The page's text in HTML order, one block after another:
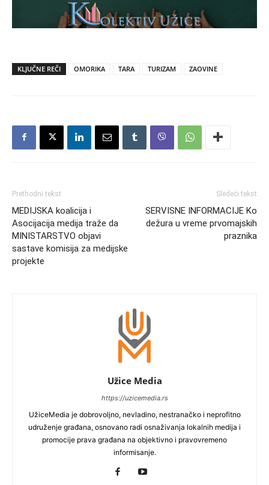
KLJUČNE REČI OMORIKA TARA TURIZAM ZAOVINE
Prethodni tekst
MEDIJSKA koalicija i
Asocijacija medija traže da
MINISTARSTVO objavi
sastave komisija za medijske
projekte
Sledeći tekst
SERVISNE INFORMACIJE Ko
dežura u vreme prvomajskih
praznika
Užice Media
https://uzicemedia.rs
UžiceMedia je dobrovoljno, nevladino, nestranačko i neprofitno
udruženje građana, osnovano radi osnaživanja lokalnih medija i
promocije prava građana na objektivno i pravovremeno
informisanje.